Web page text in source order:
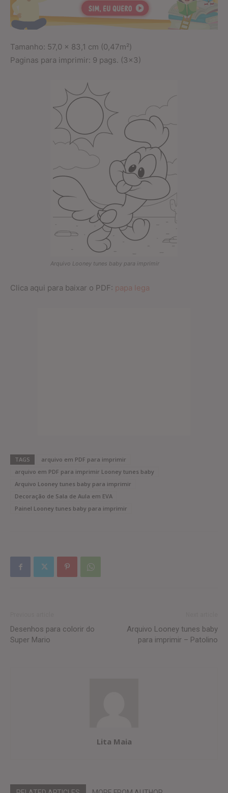
Tamanho: 57,0 x 83,1 cm (0,47m²)
Paginas para imprimir: 9 pags. (3×3)
Arquivo Looney tunes baby para imprimir
Clica aqui para baixar o PDF: papa lega
TAGS
arquivo em PDF para imprimir
arquivo em PDF para imprimir Looney tunes baby
Arquivo Looney tunes baby para imprimir
Decoração de Sala de Aula em EVA
Painel Looney tunes baby para imprimir
Desenhos para colorir do
Super Mario
Arquivo Looney tunes baby
para imprimir – Patolino
Lita Maia